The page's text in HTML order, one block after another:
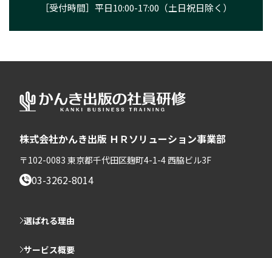
［受付時間］平日10:00-17:00（土日祝日除く）
株式会社かんき出版 ＨＲソリューション事業部
〒102-0083 東京都千代田区麹町4-1-4 西脇ビル3F
03-3262-8014
選ばれる理由
サービス概要